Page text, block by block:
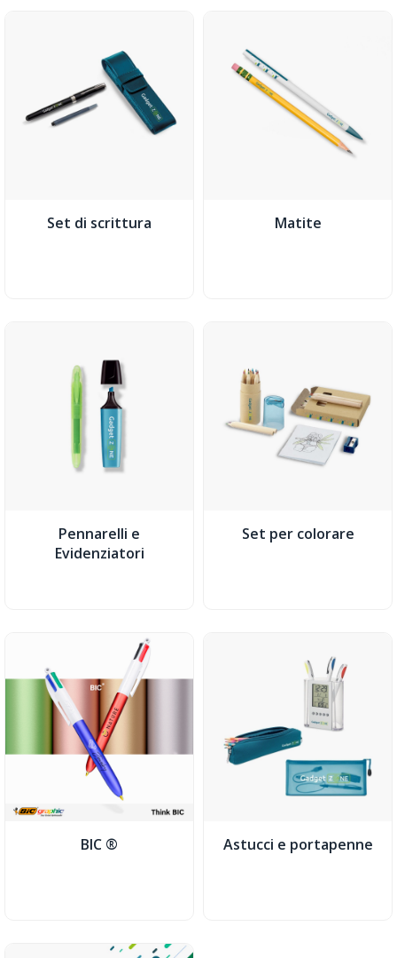
Set di scrittura Matite
Pennarelli e
Evidenziatori
Set per colorare
BIC ® Astucci e portapenne